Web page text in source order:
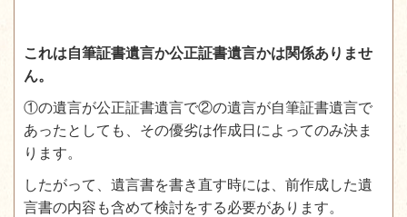
これは自筆証書遺言か公正証書遺言かは関係ありませ
ん。
①の遺言が公正証書遺言で②の遺言が自筆証書遺言で
あったとしても、その優劣は作成日によってのみ決ま
ります。
したがって、遺言書を書き直す時には、前作成した遺
言書の内容も含めて検討をする必要があります。